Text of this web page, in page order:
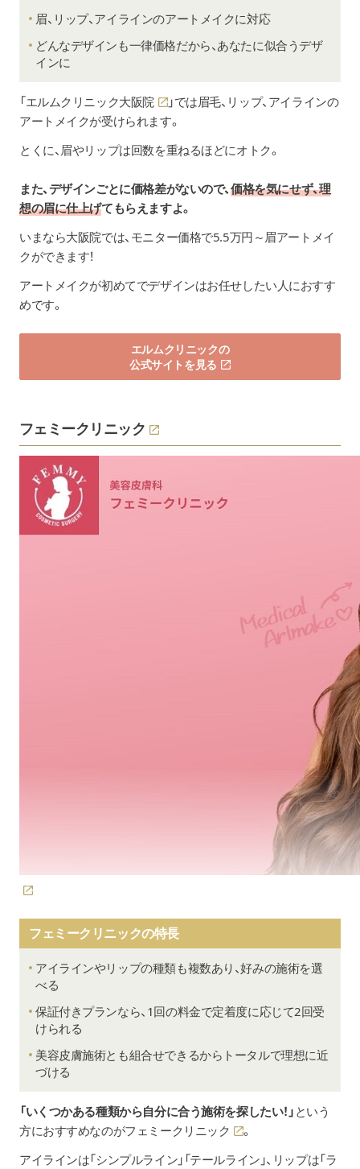
眉、リップ、アイラインのアートメイクに対応
どんなデザインも一律価格だから、あなたに似合うデザ
インに
「エルムクリニック大阪院
」では眉毛、リップ、アイラインの
アートメイクが受けられます。
とくに、眉やリップは回数を重ねるほどにオトク。
また、デザインごとに価格差がないので、価格を気にせず、理
想の眉に仕上げてもらえますよ。
いまなら大阪院では、モニター価格で5.5万円～眉アートメイ
クができます！
アートメイクが初めてでデザインはお任せしたい人におすす
めです。
エルムクリニックの
公式サイトを見る
フェミークリニック
フェミークリニックの特長
アイラインやリップの種類も複数あり、好みの施術を選
べる
保証付きプランなら、1回の料金で定着度に応じて2回受
けられる
美容皮膚施術とも組合せできるからトータルで理想に近
づける
「いくつかある種類から自分に合う施術を探したい！」 という
方におすすめなのがフェミークリニック
。
アイラインは「シンプルライン」「テールライン」、リップは「ラ